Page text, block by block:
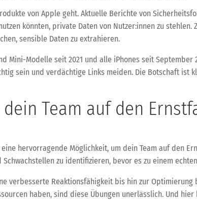
von Apple geht. Aktuelle Berichte von
könnten, private Daten von Nutzer:innen zu stehlen.
sensible Daten zu extrahieren.
Mini-Modelle seit 2021 und alle iPhones seit September
sein und verdächtige Links meiden. Die Botschaft ist
Team auf den
hervorragende Möglichkeit, um dein Team auf den
zu identifizieren, bevor es zu einem
verbesserte Reaktionsfähigkeit bis hin zur Optimierung
haben, sind diese Übungen unerlässlich. Und hier